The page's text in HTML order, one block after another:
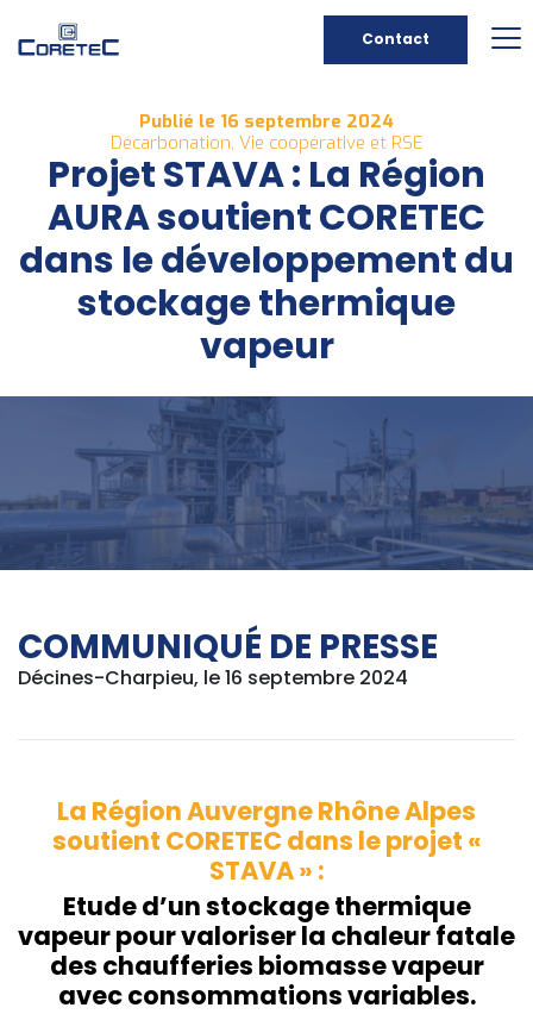
Contact
Publié le 16 septembre 2024
Décarbonation, Vie coopérative et RSE
Projet STAVA : La Région
AURA soutient CORETEC
dans le développement du
stockage thermique
vapeur
COMMUNIQUÉ DE PRESSE
Décines-Charpieu, le 16 septembre 2024
La Région Auvergne Rhône Alpes
soutient CORETEC dans le projet «
STAVA » :
Etude d’un stockage thermique
vapeur pour valoriser la chaleur fatale
des chaufferies biomasse vapeur
avec consommations variables.